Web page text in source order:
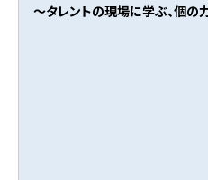
〜タレントの現場に学ぶ、個の